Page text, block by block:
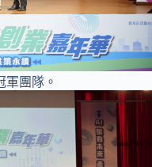
軍團隊。